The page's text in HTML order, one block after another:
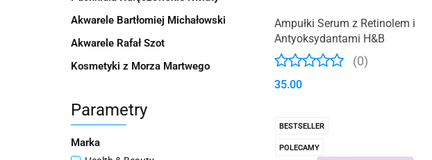
Akwarele Bartłomiej Michałowski
Akwarele Rafał Szot
Kosmetyki z Morza Martwego
Parametry
Marka
Ampułki Serum z Retinolem i
Antyoksydantami H&B
(0)
35.00
BESTSELLER
POLECAMY